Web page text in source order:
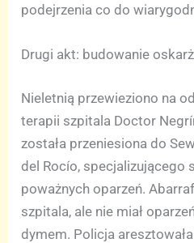
podejrzenia co do
Drugi akt: budowanie
Nieletnią przewieziono na
terapii szpitala Doctor
została przeniesiona do
del Rocío, specjalizującego
poważnych oparzeń.
szpitala, ale nie miał
dymem. Policja